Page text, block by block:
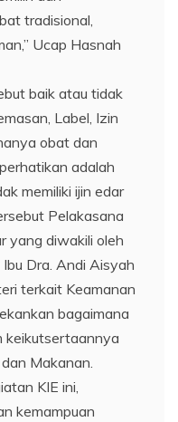
tradisional,
Ucap Hasnah
baik atau tidak
Label, Izin
obat dan
adalah
memiliki ijin edar
Pelakasana
yang diwakili oleh
Dra. Andi Aisyah
terkait Keamanan
bagaimana
keikutsertaannya
Makanan.
KIE ini,
kemampuan